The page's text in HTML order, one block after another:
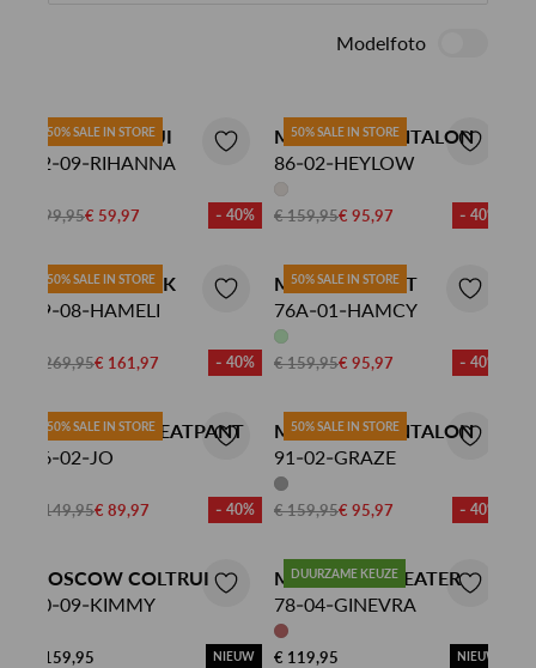
Modelfoto
50% SALE IN STORE
MOSCOW TRUI
22-09-RIHANNA
€ 99,95€ 59,97 - 40%
50% SALE IN STORE
MOSCOW PANTALON
86-02-HEYLOW
€ 159,95€ 95,97 - 40%
50% SALE IN STORE
MOSCOW JACK
09-08-HAMELI
€ 269,95€ 161,97 - 40%
50% SALE IN STORE
MOSCOW VEST
76A-01-HAMCY
€ 159,95€ 95,97 - 40%
50% SALE IN STORE
MOSCOW SWEATPANT
66-02-JO
€ 149,95€ 89,97 - 40%
50% SALE IN STORE
MOSCOW PANTALON
91-02-GRAZE
€ 159,95€ 95,97 - 40%
MOSCOW COLTRUI
40-09-KIMMY
€ 159,95 NIEUW
DUURZAME KEUZE
MOSCOW SWEATER
78-04-GINEVRA
€ 119,95 NIEUW